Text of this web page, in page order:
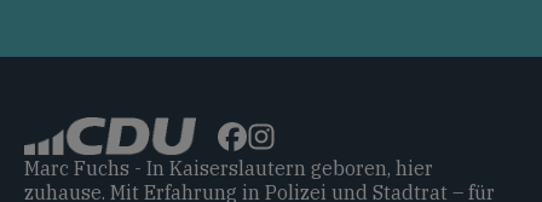
Marc Fuchs - In Kaiserslautern geboren, hier
zuhause. Mit Erfahrung in Polizei und Stadtrat – für